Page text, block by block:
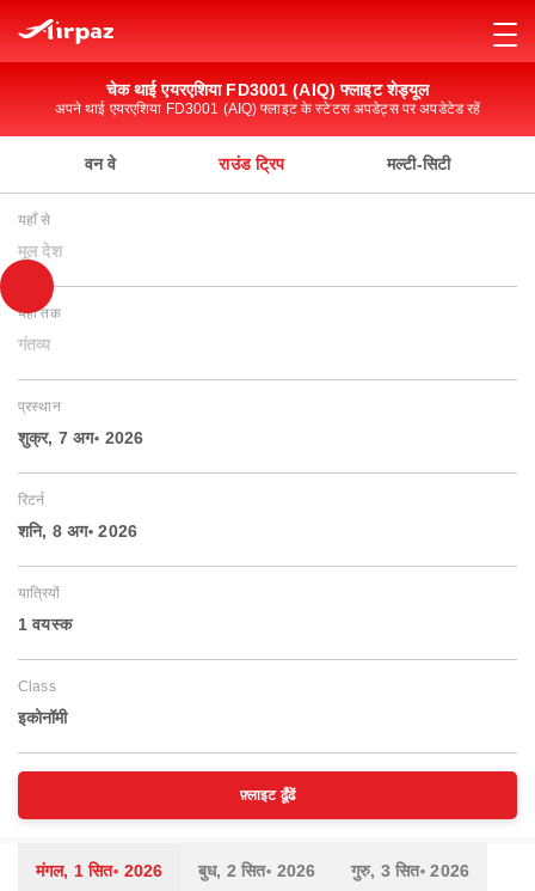
चेक थाई एयरएशिया FD3001 (AIQ) फ्लाइट शेड्यूल
अपने थाई एयरएशिया FD3001 (AIQ) फ्लाइट के स्टेटस अपडेट्स पर अपडेटेड रहें
वन वे राउंड ट्रिप मल्टी-सिटी
यहाँ से
मूल देश
यहाँ तक
गंतव्य
प्रस्थान
शुक्र, 7 अग॰ 2026
रिटर्न
शनि, 8 अग॰ 2026
यात्रियों
1 वयस्‍क
Class
इकोनॉमी
फ़्लाइट ढूँढें
मंगल, 1 सित॰ 2026 बुध, 2 सित॰ 2026 गुरु, 3 सित॰ 2026